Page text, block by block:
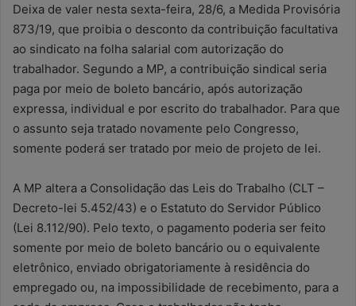
-
m
a
l
Deixa de valer nesta sexta-feira, 28/6, a Medida Provisória
873/19, que proibia o desconto da contribuição facultativa
ao sindicato na folha salarial com autorização do
trabalhador. Segundo a MP, a contribuição sindical seria
paga por meio de boleto bancário, após autorização
expressa, individual e por escrito do trabalhador. Para que
o assunto seja tratado novamente pelo Congresso,
somente poderá ser tratado por meio de projeto de lei.
A MP altera a Consolidação das Leis do Trabalho (CLT –
Decreto-lei 5.452/43) e o Estatuto do Servidor Público
(Lei 8.112/90). Pelo texto, o pagamento poderia ser feito
somente por meio de boleto bancário ou o equivalente
eletrônico, enviado obrigatoriamente à residência do
empregado ou, na impossibilidade de recebimento, para a